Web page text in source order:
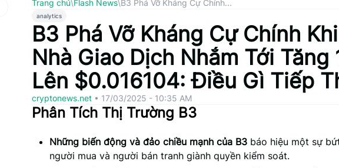
Trang chủ\Flash News\B3 Phá Vỡ Kháng Cự Chính...
analytics
B3 Phá Vỡ Kháng Cự Chính
Nhà Giao Dịch Nhắm Tới Tăng
Lên $0.016104: Điều Gì Tiếp
cryptonews.net • 17/03/2025 - 10:35 AM
Phân Tích Thị Trường B3
Những biến động và đảo chiều mạnh của B3 báo hiệu một sự
người mua và người bán tranh giành quyền kiểm soát.